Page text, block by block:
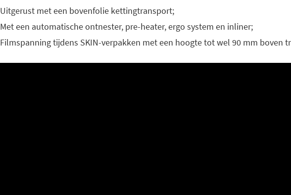
Uitgerust met een bovenfolie kettingtransport;
Met een automatische ontnester, pre-heater, ergo system en inliner;
Filmspanning tijdens SKIN-verpakken met een hoogte tot wel 90 mm boven